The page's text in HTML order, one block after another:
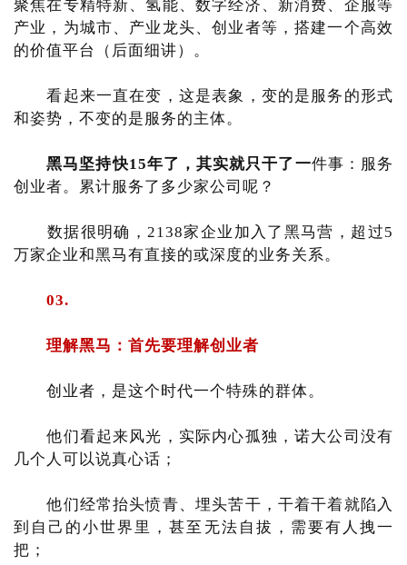
聚焦在专精特新、氢能、数字经济、新消费、企服等
产业，为城市、产业龙头、创业者等，搭建一个高效
的价值平台（后面细讲）。
看起来一直在变，这是表象，变的是服务的形式
和姿势，不变的是服务的主体。
黑马坚持快15年了，其实就只干了一件事：服务
创业者。累计服务了多少家公司呢？
数据很明确，2138家企业加入了黑马营，超过5
万家企业和黑马有直接的或深度的业务关系。
03.
理解黑马：首先要理解创业者
创业者，是这个时代一个特殊的群体。
他们看起来风光，实际内心孤独，诺大公司没有
几个人可以说真心话；
他们经常抬头愤青、埋头苦干，干着干着就陷入
到自己的小世界里，甚至无法自拔，需要有人拽一
把；